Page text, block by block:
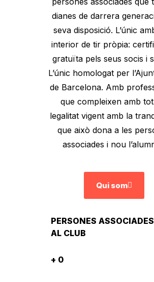
dianes de darrera
seva disposició. L’únic
interior de tir pròpia:
gratuïta pels seus socis i
L’únic homologat per
de Barcelona. Amb
que compleixen amb
legalitat vigent amb la
que això dona a les
associades i nou
Qui som
PERSONES ASSOCIADES
AL CLUB
+ 0